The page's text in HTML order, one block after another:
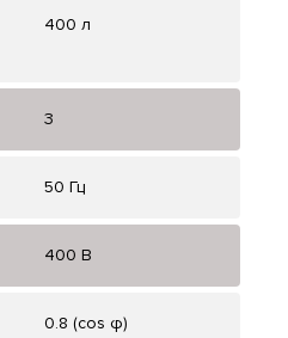
400 л
3
50 Гц
400 В
0.8 (cos φ)